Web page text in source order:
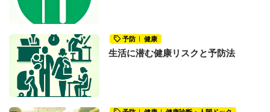
予防 健康
生活に潜む健康リスクと予防法